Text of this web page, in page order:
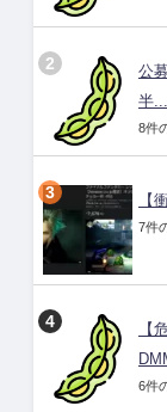
公
半...
8件
【
7件
【
6件